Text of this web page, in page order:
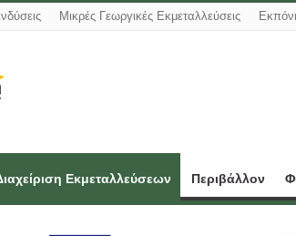
Μικρές Γεωργικές Εκμεταλλεύσεις
Εκμεταλλεύσεων Περιβάλλον